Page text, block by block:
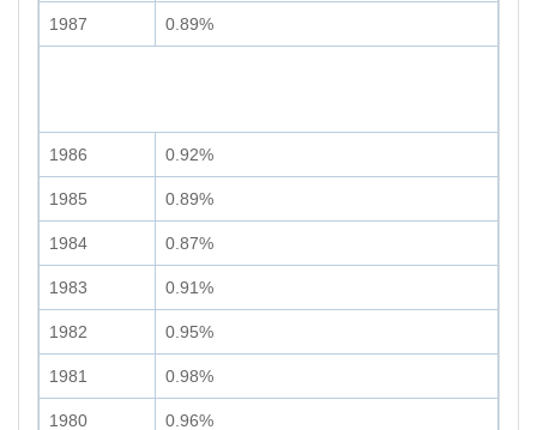
1987 0.89%
1986 0.92%
1985 0.89%
1984 0.87%
1983 0.91%
1982 0.95%
1981 0.98%
1980 0.96%